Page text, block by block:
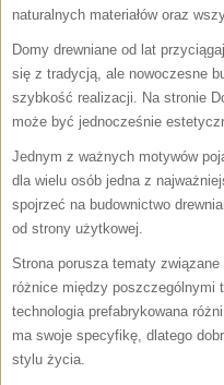
naturalnych materiałów oraz
Domy drewniane od lat
się z tradycją, ale nowoczesne
szybkość realizacji. Na stronie
może być jednocześnie
Jednym z ważnych motywów
dla wielu osób jedna z
spojrzeć na budownictwo
od strony użytkowej.
Strona porusza tematy
różnice między poszczególnymi
technologia prefabrykowana
ma swoje specyfikę, dlatego
stylu życia.